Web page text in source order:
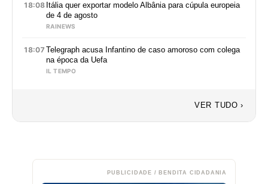
18:08 Itália quer exportar modelo Albânia para cúpula europeia
de 4 de agosto
RAINEWS
18:07 Telegraph acusa Infantino de caso amoroso com colega
na época da Uefa
IL TEMPO
VER TUDO ›
PUBLICIDADE / BENDITA CIDADANIA